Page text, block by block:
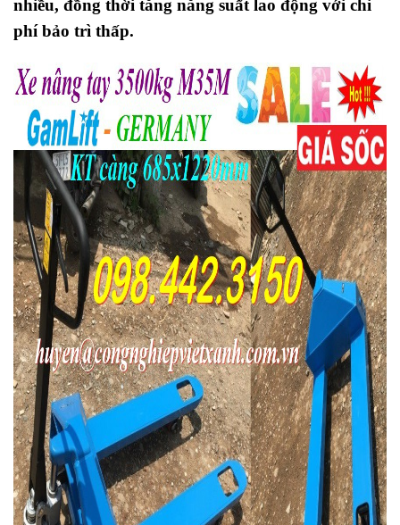
nhiều, đồng thời tăng năng suất lao động với chi
phí bảo trì thấp.